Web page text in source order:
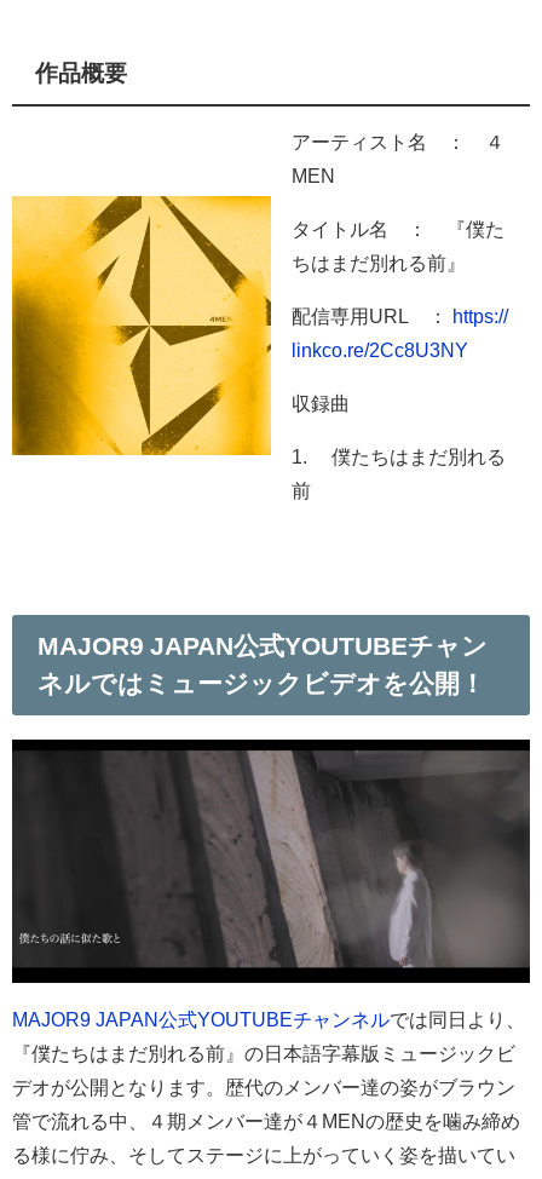
作品概要
アーティスト名 ： ４
MEN
タイトル名 ： 『僕た
ちはまだ別れる前』
配信専用URL ：
https://
linkco.re/2Cc8U3NY
収録曲
1. 僕たちはまだ別れる
前
MAJOR9 JAPAN公式YOUTUBEチャン
ネルではミュージックビデオを公開！
MAJOR9 JAPAN公式YOUTUBEチャンネルでは同日より、
『僕たちはまだ別れる前』の日本語字幕版ミュージックビ
デオが公開となります。歴代のメンバー達の姿がブラウン
管で流れる中、４期メンバー達が４MENの歴史を噛み締め
る様に佇み、そしてステージに上がっていく姿を描いてい